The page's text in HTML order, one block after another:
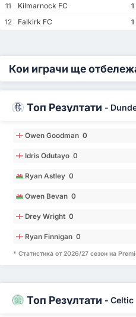
11
Kilmarnock FC 1
12
Falkirk FC 1
Кои играчи ще
Топ Резултати -
Owen Goodman 0
Idris Odutayo 0
Ryan Astley 0
Owen Bevan 0
Drey Wright 0
Ryan Finnigan 0
* Статистика от 2026/27 сезон на
Топ Резултати - Celtic